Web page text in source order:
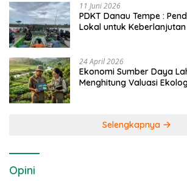
11 Juni 2026
PDKT Danau Tempe :
Lokal untuk
24 April 2026
Ekonomi Sumber Daya
Menghitung Valuasi
Selengkapnya
Opini